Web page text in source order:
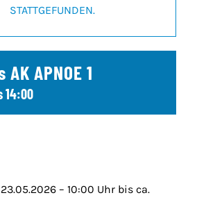
STATTGEFUNDEN.
APNOE 1
14:00
– 10:00 Uhr bis ca.